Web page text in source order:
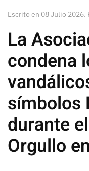
Escrito en 08 Julio 2026.
La
condena
símbolos
durante
Orgullo